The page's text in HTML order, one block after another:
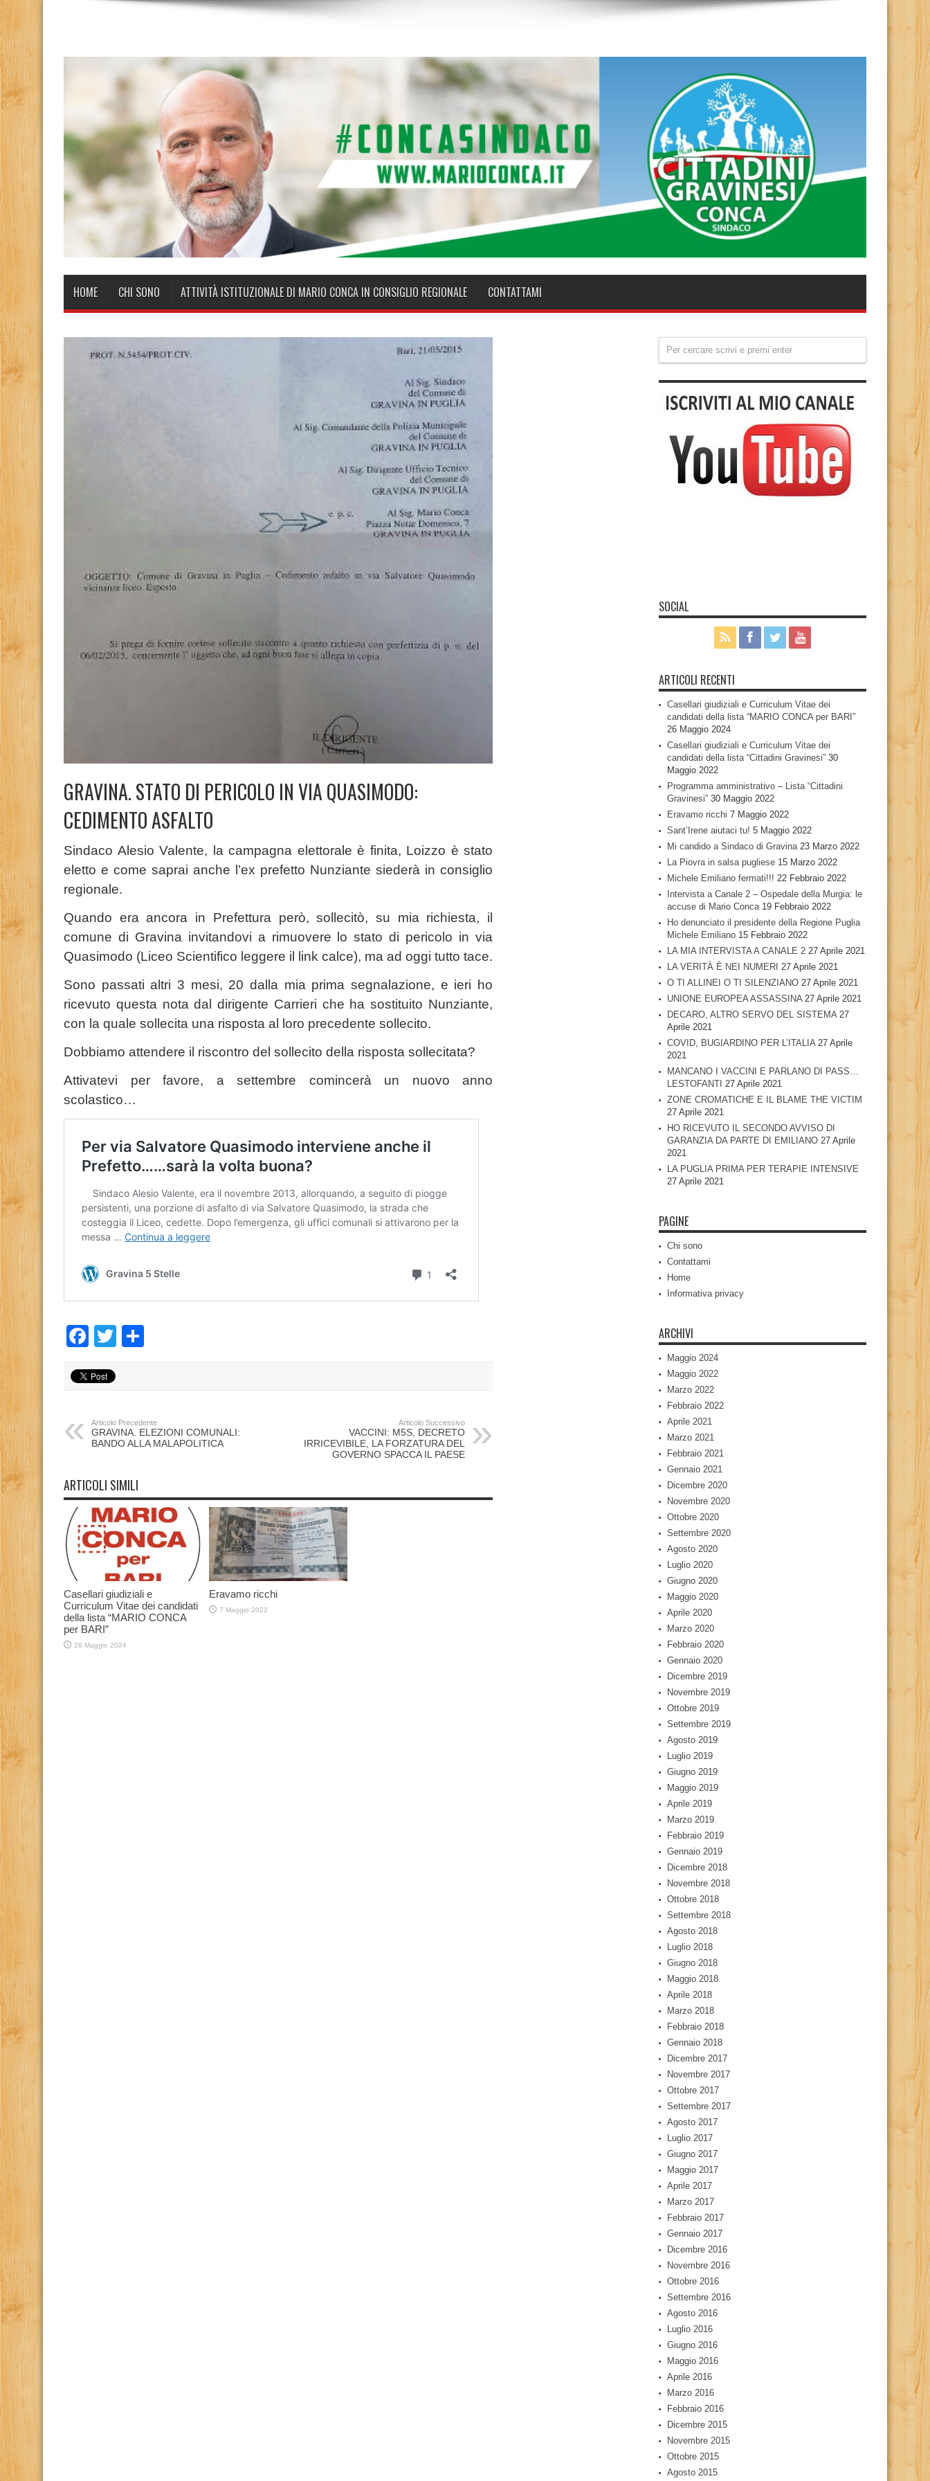
HOME CHI SONO ATTIVITÀ ISTITUZIONALE DI MARIO CONCA IN CONSIGLIO REGIONALE CONTATTAMI
GRAVINA. STATO DI PERICOLO IN VIA QUASIMODO:
CEDIMENTO ASFALTO
Sindaco Alesio Valente, la campagna elettorale è finita, Loizzo è stato
eletto e come saprai anche l’ex prefetto Nunziante siederà in consiglio
regionale.
Quando era ancora in Prefettura però, sollecitò, su mia richiesta, il
comune di Gravina invitandovi a rimuovere lo stato di pericolo in via
Quasimodo (Liceo Scientifico leggere il link calce), ma ad oggi tutto tace.
Sono passati altri 3 mesi, 20 dalla mia prima segnalazione, e ieri ho
ricevuto questa nota dal dirigente Carrieri che ha sostituito Nunziante,
con la quale sollecita una risposta al loro precedente sollecito.
Dobbiamo attendere il riscontro del sollecito della risposta sollecitata?
Attivatevi per favore, a settembre comincerà un nuovo anno
scolastico…
Facebook
Twitter
Articolo Precedente
GRAVINA. ELEZIONI COMUNALI:
BANDO ALLA MALAPOLITICA
Articolo Successivo
VACCINI: M5S, DECRETO
IRRICEVIBILE, LA FORZATURA DEL
GOVERNO SPACCA IL PAESE
ARTICOLI SIMILI
Casellari giudiziali e
Curriculum Vitae dei candidati
della lista “MARIO CONCA
per BARI”
26 Maggio 2024
Eravamo ricchi
7 Maggio 2022
SOCIAL
ARTICOLI RECENTI
Casellari giudiziali e Curriculum Vitae dei
candidati della lista “MARIO CONCA per BARI”
26 Maggio 2024
Casellari giudiziali e Curriculum Vitae dei
candidati della lista “Cittadini Gravinesi” 30
Maggio 2022
Programma amministrativo – Lista “Cittadini
Gravinesi” 30 Maggio 2022
Eravamo ricchi 7 Maggio 2022
Sant’Irene aiutaci tu! 5 Maggio 2022
Mi candido a Sindaco di Gravina 23 Marzo 2022
La Piovra in salsa pugliese 15 Marzo 2022
Michele Emiliano fermati!!! 22 Febbraio 2022
Intervista a Canale 2 – Ospedale della Murgia: le
accuse di Mario Conca 19 Febbraio 2022
Ho denunciato il presidente della Regione Puglia
Michele Emiliano 15 Febbraio 2022
LA MIA INTERVISTA A CANALE 2 27 Aprile 2021
LA VERITÀ È NEI NUMERI 27 Aprile 2021
O TI ALLINEI O TI SILENZIANO 27 Aprile 2021
UNIONE EUROPEA ASSASSINA 27 Aprile 2021
DECARO, ALTRO SERVO DEL SISTEMA 27
Aprile 2021
COVID, BUGIARDINO PER L’ITALIA 27 Aprile
2021
MANCANO I VACCINI E PARLANO DI PASS…
LESTOFANTI 27 Aprile 2021
ZONE CROMATICHE E IL BLAME THE VICTIM
27 Aprile 2021
HO RICEVUTO IL SECONDO AVVISO DI
GARANZIA DA PARTE DI EMILIANO 27 Aprile
2021
LA PUGLIA PRIMA PER TERAPIE INTENSIVE
27 Aprile 2021
PAGINE
Chi sono
Contattami
Home
Informativa privacy
ARCHIVI
Maggio 2024
Maggio 2022
Marzo 2022
Febbraio 2022
Aprile 2021
Marzo 2021
Febbraio 2021
Gennaio 2021
Dicembre 2020
Novembre 2020
Ottobre 2020
Settembre 2020
Agosto 2020
Luglio 2020
Giugno 2020
Maggio 2020
Aprile 2020
Marzo 2020
Febbraio 2020
Gennaio 2020
Dicembre 2019
Novembre 2019
Ottobre 2019
Settembre 2019
Agosto 2019
Luglio 2019
Giugno 2019
Maggio 2019
Aprile 2019
Marzo 2019
Febbraio 2019
Gennaio 2019
Dicembre 2018
Novembre 2018
Ottobre 2018
Settembre 2018
Agosto 2018
Luglio 2018
Giugno 2018
Maggio 2018
Aprile 2018
Marzo 2018
Febbraio 2018
Gennaio 2018
Dicembre 2017
Novembre 2017
Ottobre 2017
Settembre 2017
Agosto 2017
Luglio 2017
Giugno 2017
Maggio 2017
Aprile 2017
Marzo 2017
Febbraio 2017
Gennaio 2017
Dicembre 2016
Novembre 2016
Ottobre 2016
Settembre 2016
Agosto 2016
Luglio 2016
Giugno 2016
Maggio 2016
Aprile 2016
Marzo 2016
Febbraio 2016
Dicembre 2015
Novembre 2015
Ottobre 2015
Agosto 2015